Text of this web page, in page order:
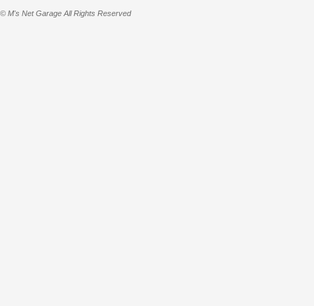
© M's Net Garage All Rights Reserved